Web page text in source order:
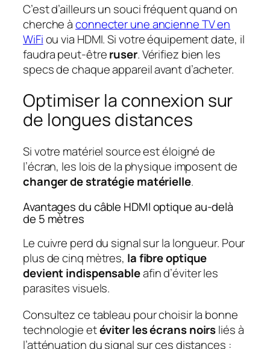
C’est d’ailleurs un souci fréquent quand on
cherche àconnecter une ancienne TV en
WiFiou via HDMI. Si votre équipement date, il
faudra peut-êtreruser. Vérifiez bien les
specs de chaque appareil avant d’acheter.
Optimiser la connexion sur
de longues distances
Si votre matériel source est éloigné de
l’écran, les lois de la physique imposent de
changer de stratégie matérielle.
Avantages du câble HDMI optique au-delà
de 5 mètres
Le cuivre perd du signal sur la longueur. Pour
plus de cinq mètres, la fibre optique
devient indispensableafin d’éviter les
parasites visuels.
Consultez ce tableau pour choisir la bonne
technologie etéviter les écrans noirsliés à
l’atténuation du signal sur ces distances :